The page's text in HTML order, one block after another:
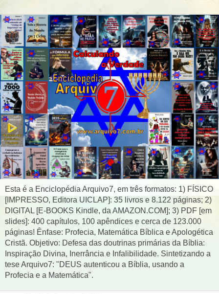
Esta é a Enciclopédia Arquivo7, em três formatos: 1) FÍSICO
[IMPRESSO, Editora UICLAP]: 35 livros e 8.122 páginas; 2)
DIGITAL [E-BOOKS Kindle, da AMAZON.COM]; 3) PDF [em
slides]: 400 capítulos, 100 apêndices e cerca de 123.000
páginas! Ênfase: Profecia, Matemática Bíblica e Apologética
Cristã. Objetivo: Defesa das doutrinas primárias da Bíblia:
Inspiração Divina, Inerrância e Infalibilidade. Sintetizando a
tese Arquivo7: "DEUS autenticou a Bíblia, usando a
Profecia e a Matemática".